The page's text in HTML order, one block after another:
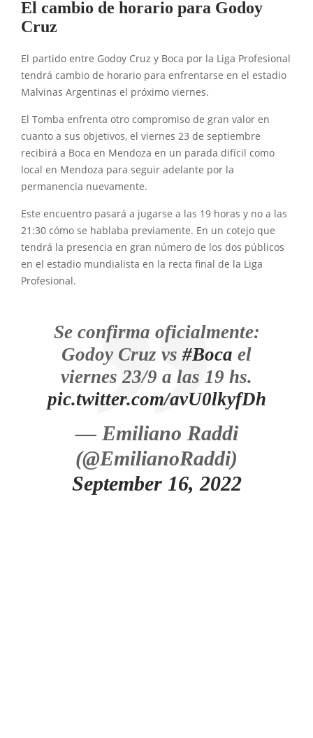
El cambio de horario para Godoy
Cruz
El partido entre Godoy Cruz y Boca por la Liga Profesional
tendrá cambio de horario para enfrentarse en el estadio
Malvinas Argentinas el próximo viernes.
El Tomba enfrenta otro compromiso de gran valor en
cuanto a sus objetivos, el viernes 23 de septiembre
recibirá a Boca en Mendoza en un parada difícil como
local en Mendoza para seguir adelante por la
permanencia nuevamente.
Este encuentro pasará a jugarse a las 19 horas y no a las
21:30 cómo se hablaba previamente. En un cotejo que
tendrá la presencia en gran número de los dos públicos
en el estadio mundialista en la recta final de la Liga
Profesional.
Se confirma oficialmente:
Godoy Cruz vs #Boca el
viernes 23/9 a las 19 hs.
pic.twitter.com/avU0lkyfDh
— Emiliano Raddi
(@EmilianoRaddi)
September 16, 2022